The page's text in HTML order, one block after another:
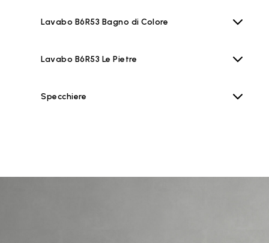
Lavabo B6R53 Bagno di Colore
Lavabo B6R53 Le Pietre
Specchiere